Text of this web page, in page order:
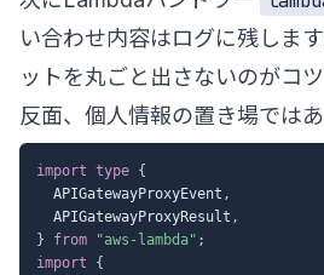
い合わせ内容はログに残しま
ットを丸ごと出さないのがコ
反面、個人情報の置き場ではあ
import type {
  APIGatewayProxyEvent
,
  APIGatewayProxyResult
,
}
from "aws-lambda" ;
import
{